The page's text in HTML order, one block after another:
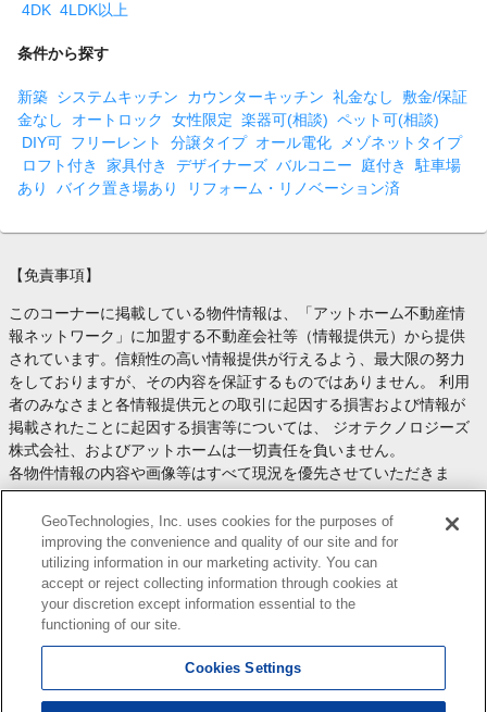
4DK 4LDK以上
条件から探す
新築 システムキッチン カウンターキッチン 礼金なし
敷金/保証
金なし
オートロック 女性限定 楽器可(相談) ペット可(相談)
DIY可 フリーレント 分譲タイプ オール電化
メゾネットタイプ
ロフト付き
家具付き デザイナーズ バルコニー 庭付き
駐車場
あり
バイク置き場あり リフォーム・リノベーション済
【免責事項】
このコーナーに掲載している物件情報は、「アットホーム不動産情
報ネットワーク」に加盟する不動産会社等（情報提供元）から提供
されています。信頼性の高い情報提供が行えるよう、最大限の努力
をしておりますが、その内容を保証するものではありません。 利用
者のみなさまと各情報提供元との取引に起因する損害および情報が
掲載されたことに起因する損害等については、 ジオテクノロジーズ
株式会社、およびアットホームは一切責任を負いません。
各物件情報の内容や画像等はすべて現況を優先させていただきま
す。
お取引等（お取引の準備、資金調達等を含みます）の際には、内容
や契約条件等について、 各情報提供元より十分な説明を受け、ご自
身でご確認の上、判断してください。
このコーナーへの物件情報のご掲載、その他不動産業務ソリューシ
ョン等についての不動産会社様のお問合せはこちら
します。
GeoTechnologies, Inc. uses cookies for the purposes of
improving the convenience and quality of our site and for
utilizing information in our marketing activity. You can
accept or reject collecting information through cookies at
your discretion except information essential to the
functioning of our site.
Cookies Settings